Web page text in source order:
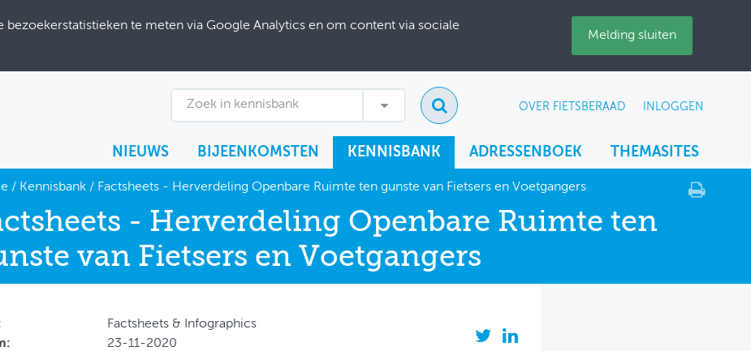
te meten via Google Analytics en om content via sociale
Melding sluiten
Zoek in kennisbank OVER FIETSBERAAD INLOGGEN
NIEUWS BIJEENKOMSTEN KENNISBANK ADRESSENBOEK THEMASITES
/ Kennisbank/ Factsheets - Herverdeling Openbare Ruimte ten gunste van Fietsers en Voetgangers
- Herverdeling Openbare Ruimte ten
van Fietsers en Voetgangers
Factsheets & Infographics
23-11-2020